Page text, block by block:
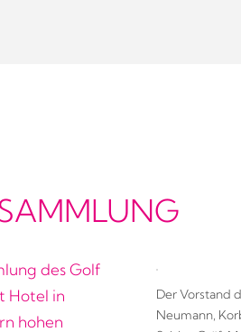
des Golf
Hotel in
hohen
Der Vorstand
Neumann,